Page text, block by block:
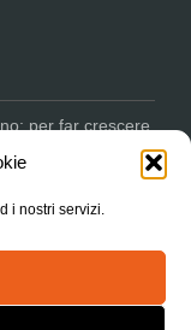
i nostri servizi.
per far crescere
sul degrado delle